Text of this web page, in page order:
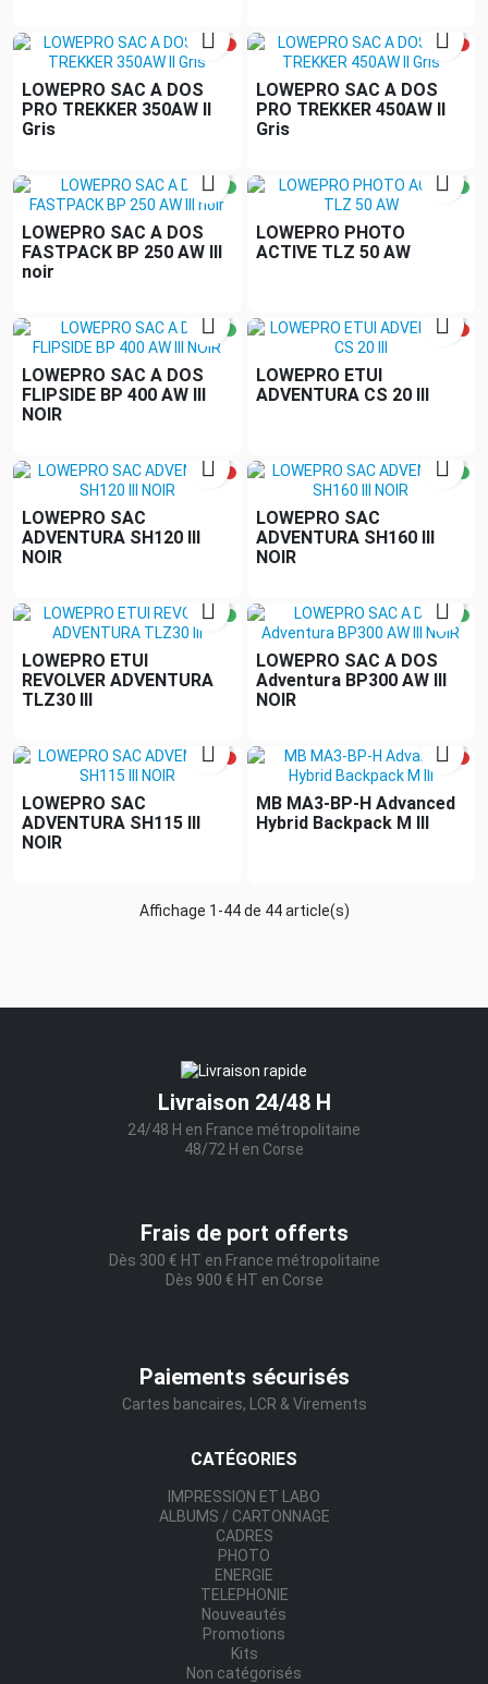

LOWEPRO SAC A DOS
PRO TREKKER 350AW II
Gris

LOWEPRO SAC A DOS
PRO TREKKER 450AW II
Gris

LOWEPRO SAC A DOS
FASTPACK BP 250 AW III
noir

LOWEPRO PHOTO
ACTIVE TLZ 50 AW

LOWEPRO SAC A DOS
FLIPSIDE BP 400 AW III
NOIR

LOWEPRO ETUI
ADVENTURA CS 20 III

LOWEPRO SAC
ADVENTURA SH120 III
NOIR

LOWEPRO SAC
ADVENTURA SH160 III
NOIR

LOWEPRO ETUI
REVOLVER ADVENTURA
TLZ30 III

LOWEPRO SAC A DOS
Adventura BP300 AW III
NOIR

LOWEPRO SAC
ADVENTURA SH115 III
NOIR

MB MA3-BP-H Advanced
Hybrid Backpack M III
Affichage 1-44 de 44 article(s)
Livraison 24/48 H
24/48 H en France métropolitaine
48/72 H en Corse
Frais de port offerts
Dès 300 € HT en France métropolitaine
Dès 900 € HT en Corse
Paiements sécurisés
Cartes bancaires, LCR & Virements
CATÉGORIES
IMPRESSION ET LABO
ALBUMS / CARTONNAGE
CADRES
PHOTO
ENERGIE
TELEPHONIE
Nouveautés
Promotions
Kits
Non catégorisés